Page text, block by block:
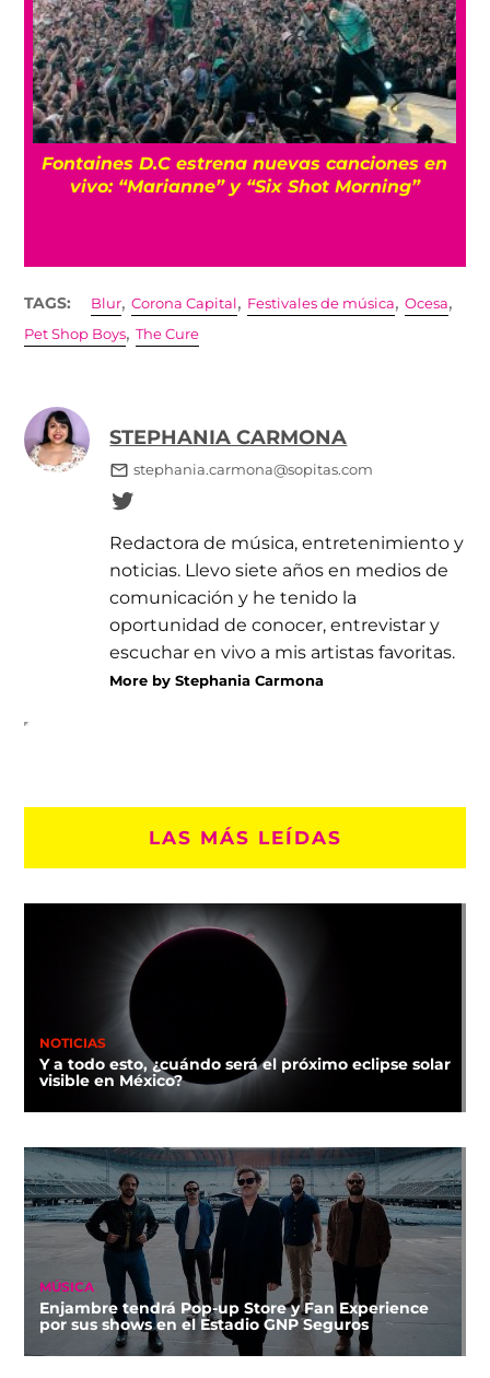
Fontaines D.C estrena nuevas canciones en
vivo: “Marianne” y “Six Shot Morning”
TAGS: Blur,Corona Capital, Festivales de música,Ocesa,
Pet Shop Boys,The Cure
STEPHANIA CARMONA
stephania.carmona@sopitas.com
Redactora de música, entretenimiento y
noticias. Llevo siete años en medios de
comunicación y he tenido la
oportunidad de conocer, entrevistar y
escuchar en vivo a mis artistas favoritas.
More by Stephania Carmona
LAS MÁS LEÍDAS
NOTICIAS
Y a todo esto, ¿cuándo será el próximo eclipse solar
visible en México?
MÚSICA
Enjambre tendrá Pop-up Store y Fan Experience
por sus shows en el Estadio GNP Seguros